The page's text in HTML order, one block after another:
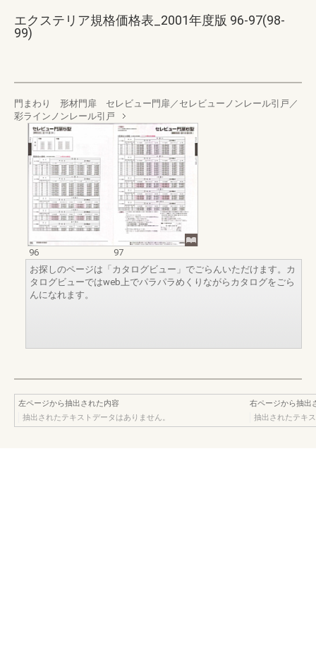
エクステリア規格価格表_2001年度版 96-97(98-
99)
門まわり 形材門扉 セレビュー門扉／セレビューノンレール引戸／
彩ラインノンレール引戸
96
97
お探しのページは「カタログビュー」でごらんいただけます。カ
タログビューではweb上でパラパラめくりながらカタログをごら
んになれます。
左ページから抽出された内容
抽出されたテキストデータはありません。
右ページから抽出
抽出されたテキ